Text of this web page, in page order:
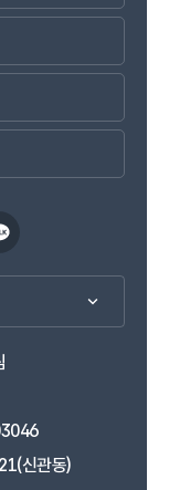
신관동)